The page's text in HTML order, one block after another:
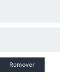
Remover